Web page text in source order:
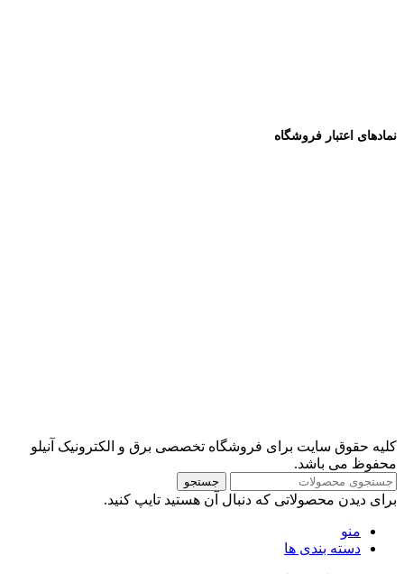
نمادهای اعتبار فروشگاه
کلیه حقوق سایت برای فروشگاه تخصصی برق و الکترونیک آنیلو
محفوظ می باشد.
جستجو
برای دیدن محصولاتی که دنبال آن هستید تایپ کنید.
منو
دسته بندی ها